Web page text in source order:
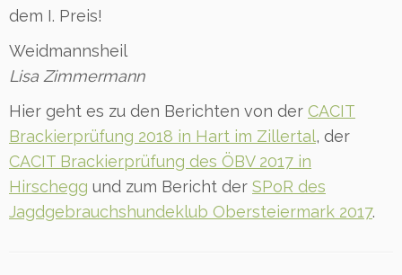
dem I. Preis!
Weidmannsheil
Lisa Zimmermann
Hier geht es zu den Berichten von der CACIT
Brackierprüfung 2018 in Hart im Zillertal, der
CACIT Brackierprüfung des ÖBV 2017 in
Hirschegg und zum Bericht der SPoR des
Jagdgebrauchshundeklub Obersteiermark 2017.